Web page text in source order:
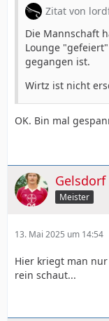
Zitat von
Die Mannschaft
Lounge
gegangen ist.
Wirtz ist nicht
OK. Bin mal
Gelsdorf
Meister
13. Mai 2025 um 14:54
Hier kriegt man
rein schaut...